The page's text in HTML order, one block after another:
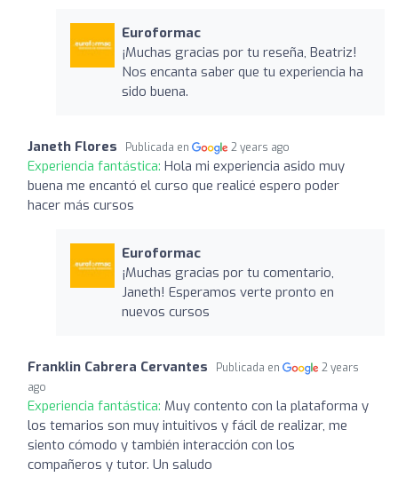
Euroformac
¡Muchas gracias por tu reseña, Beatriz!
Nos encanta saber que tu experiencia ha
sido buena.
Janeth Flores Publicada en 2 years ago
Experiencia fantástica: Hola mi experiencia asido muy
buena me encantó el curso que realicé espero poder
hacer más cursos
Euroformac
¡Muchas gracias por tu comentario,
Janeth! Esperamos verte pronto en
nuevos cursos
Franklin Cabrera Cervantes Publicada en
2 years
ago
Experiencia fantástica: Muy contento con la plataforma y
los temarios son muy intuitivos y fácil de realizar, me
siento cómodo y también interacción con los
compañeros y tutor. Un saludo